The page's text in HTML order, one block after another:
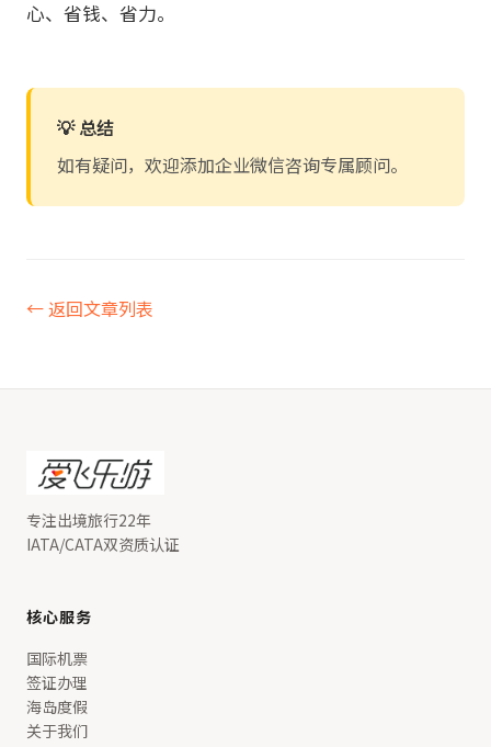
心、省钱、省力。
💡 总结
如有疑问，欢迎添加企业微信咨询专属顾问。
← 返回文章列表
专注出境旅行22年
IATA/CATA双资质认证
核心服务
国际机票
签证办理
海岛度假
关于我们